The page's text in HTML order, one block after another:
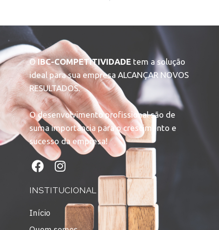
O IBC-COMPETITIVIDADE tem a solução
ideal para sua empresa ALCANÇAR NOVOS
RESULTADOS.
O desenvolvimento profissional são de
suma importância para o crescimento e
sucesso da empresa!
INSTITUCIONAL
Início